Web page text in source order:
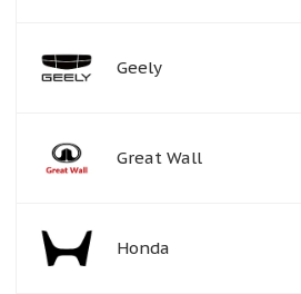
Geely
Great Wall
Honda